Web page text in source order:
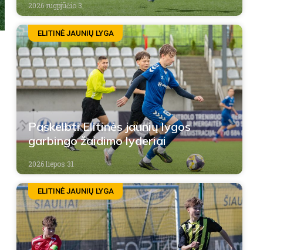
2026 rugpjūčio 3
ELITINĖ JAUNIŲ LYGA
Paskelbti Elitinės jaunių lygos
garbingo žaidimo lyderiai
2026 liepos 31
ELITINĖ JAUNIŲ LYGA